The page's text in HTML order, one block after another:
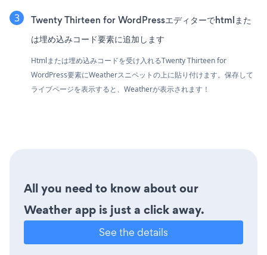
Twenty Thirteen for WordPressエディターでhtmlまた
は埋め込みコード要素に追加します
Htmlまたは埋め込みコードを受け入れるTwenty Thirteen for
WordPress要素にWeatherスニペットの上に貼り付けます。保存して
ライブページを表示すると、Weatherが表示されます！
All you need to know about our
Weather app is just a click away.
See the details